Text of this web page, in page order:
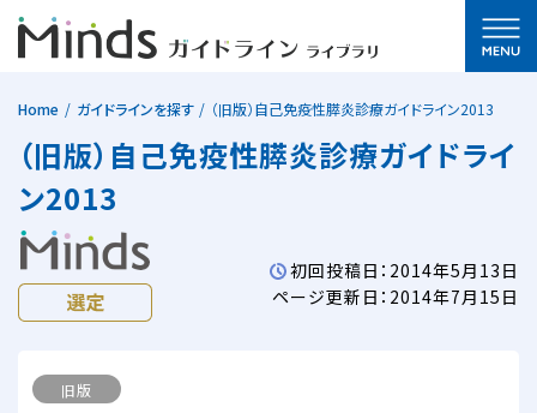
Home ガイドラインを探す （旧版）自己免疫性膵炎診療ガイドライン2013
（旧版）自己免疫性膵炎診療ガイドライ
ン2013
初回投稿日：2014年5月13日
ページ更新日：2014年7月15日
旧版